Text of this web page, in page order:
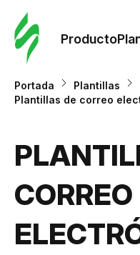
Producto
Portada
Plantillas
Plantillas de correo
CORREO